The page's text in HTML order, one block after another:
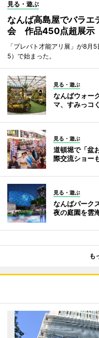
見る・遊ぶ
なんば高島屋でバラエ
会 作品450点超展示
「プレバト才能アリ展」が8月
5）で始まった。
見る・遊ぶ
なんばウォー
マ、すみっコ
見る・遊ぶ
道頓堀で「盆
際交流ショー
見る・遊ぶ
なんばパーク
夜の庭園を雲
も